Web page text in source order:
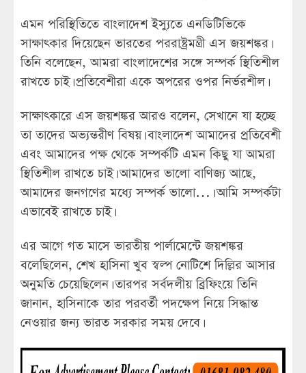
এমন পরিস্থিতিতে বাংলাদেশ ইস্যুতে এনডিটিভিকে
সাক্ষাৎকার দিয়েছেন ভারতের পররাষ্ট্রমন্ত্রী এস জয়শঙ্কর।
তিনি বলেছেন, আমরা বাংলাদেশের সঙ্গে সম্পর্ক স্থিতিশীল
রাখতে চাই। প্রতিবেশীরা একে অপরের ওপর নির্ভরশীল।
সাক্ষাৎকারে এস জয়শঙ্কর আরও বলেন, সেখানে যা হচ্ছে
তা তাদের অভ্যন্তরীণ বিষয়। বাংলাদেশ আমাদের প্রতিবেশী
এবং আমাদের পক্ষ থেকে সম্পর্কটি এমন কিছু যা আমরা
স্থিতিশীল রাখতে চাই। আমাদের ভালো বাণিজ্য আছে,
আমাদের জনগণের মধ্যে সম্পর্ক ভালো…। আমি সম্পর্কটা
এভাবেই রাখতে চাই।
এর আগে গত মাসে ভারতীয় পার্লামেন্টে জয়শঙ্কর
বলেছিলেন, শেখ হাসিনা খুব স্বল্প নোটিশে দিল্লির আসার
অনুমতি চেয়েছিলেন। তারপর সর্বদলীয় ব্রিফিংয়ে তিনি
জানান, হাসিনাকে তার পরবর্তী পদক্ষেপ নিয়ে সিদ্ধান্ত
নেওয়ার জন্য ভারত সরকার সময় দেবে।